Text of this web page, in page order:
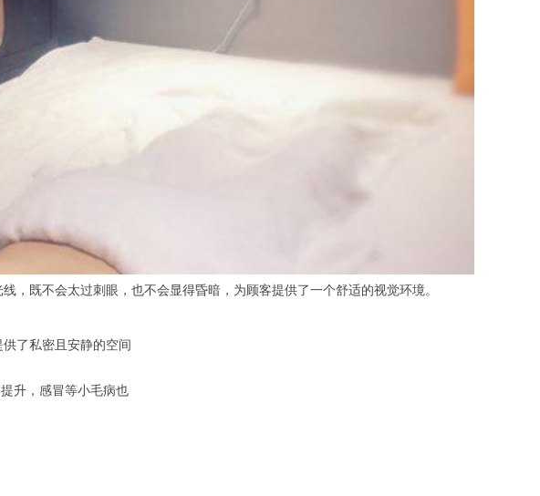
既不会太过刺眼，也不会显得昏暗，为顾客提供了一个舒适的视觉环境。
了私密且安静的空间
升，感冒等小毛病也